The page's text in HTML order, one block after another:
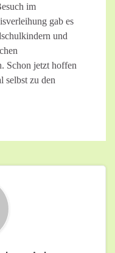
im
gab es
und
Schon jetzt hoffen
selbst zu den